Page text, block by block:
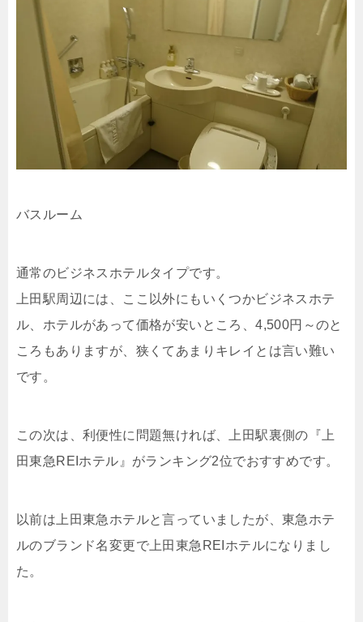
バスルーム
通常のビジネスホテルタイプです。
上田駅周辺には、ここ以外にもいくつかビジネスホテ
ル、ホテルがあって価格が安いところ、4,500円～のと
ころもありますが、狭くてあまりキレイとは言い難い
です。
この次は、利便性に問題無ければ、上田駅裏側の『上
田東急REIホテル』がランキング2位でおすすめです。
以前は上田東急ホテルと言っていましたが、東急ホテ
ルのブランド名変更で上田東急REIホテルになりまし
た。